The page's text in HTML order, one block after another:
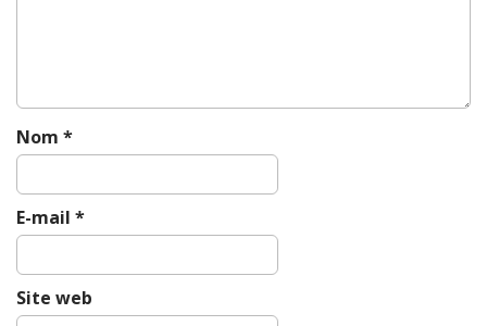
Nom *
E-mail *
Site web